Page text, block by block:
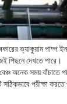
ভ্যাকুয়াম পাম্প
পিছনে দেখতে পারে।
অনেক সময় বাঁচাতে
সঠিকভাবে পরীক্ষা করতে